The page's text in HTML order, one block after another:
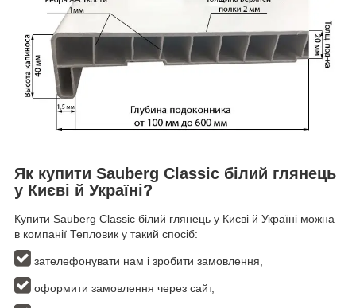
Як купити Sauberg Classic білий глянець
у Києві й Україні?
Купити Sauberg Classic білий глянець у Києві й Україні можна
в компанії Тепловик у такий спосіб:
зателефонувати нам і зробити замовлення,
оформити замовлення через сайт,